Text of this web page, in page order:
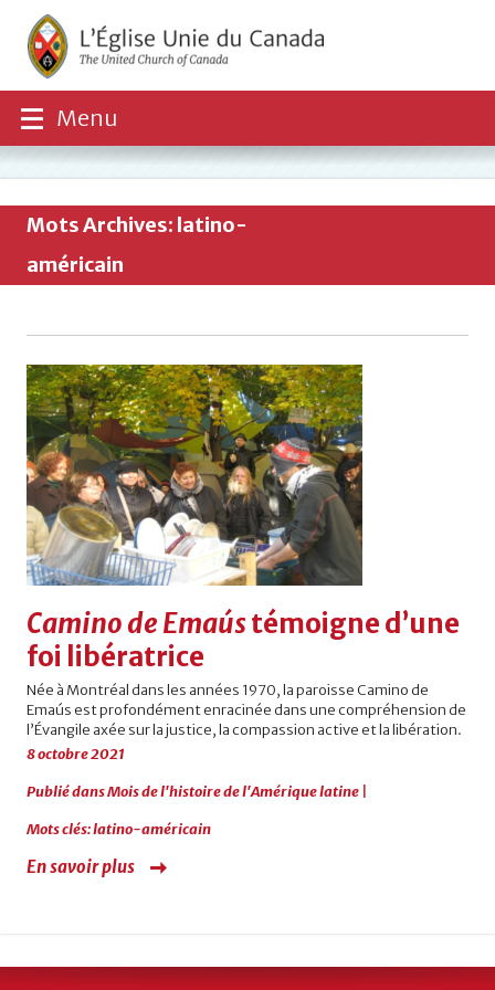
Menu
Mots Archives: latino-
américain
Camino de Emaústémoigne d’une
foi libératrice
Née à Montréal dans les années 1970, la paroisse Camino de
Emaús est profondément enracinée dans une compréhension de
l’Évangile axée sur la justice, la compassion active et la libération.
8 octobre 2021
Publié dansMois de l'histoire de l'Amérique latine
Mots clés:latino-américain
En savoir plus